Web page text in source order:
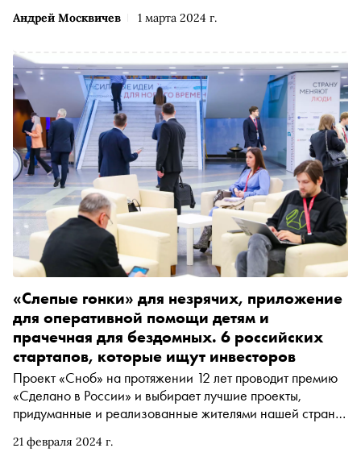
Андрей Москвичев 1 марта 2024 г.
21 февраля 2024 г.
«Слепые гонки» для незрячих, приложение
для оперативной помощи детям и
прачечная для бездомных. 6 российских
стартапов, которые ищут инвесторов
Проект «Сноб» на протяжении 12 лет проводит премию
«Сделано в России» и выбирает лучшие проекты,
придуманные и реализованные жителями нашей страны.
торговли проходил форум «Сильные идеи для нового